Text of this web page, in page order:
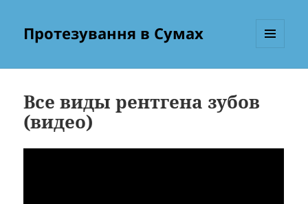
Протезування в Сумах
Все виды рентгена зубов
(видео)